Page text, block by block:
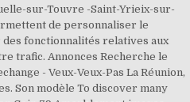
sur-Touvre -Saint-Yrieix-sur-
de personnaliser le
fonctionnalités relatives aux
trafic. Annonces Recherche le
- Veux-Veux-Pas La Réunion,
Son modèle To discover many